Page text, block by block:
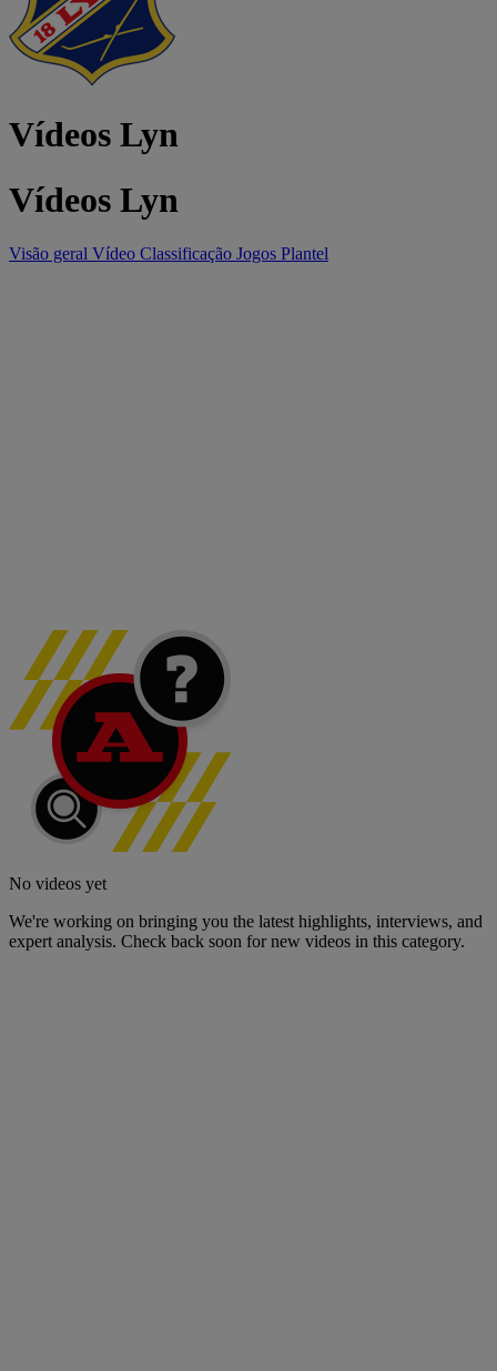
Vídeos Lyn
Vídeos Lyn
Visão geral Vídeo Classificação Jogos Plantel
No videos yet
We're working on bringing you the latest highlights, interviews, and
expert analysis. Check back soon for new videos in this category.